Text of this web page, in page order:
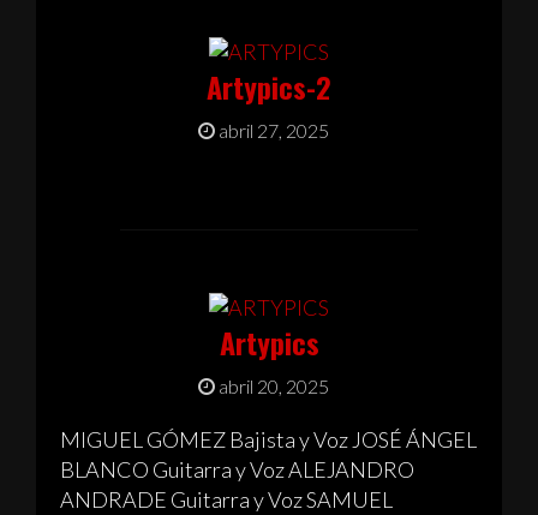
Artypics-2
abril 27, 2025
Artypics
abril 20, 2025
MIGUEL GÓMEZ Bajista y Voz JOSÉ ÁNGEL
BLANCO Guitarra y Voz ALEJANDRO
ANDRADE Guitarra y Voz SAMUEL